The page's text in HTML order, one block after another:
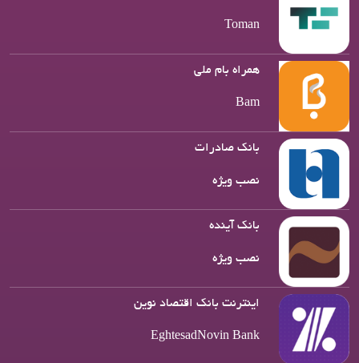
Toman
همراه بام ملی
Bam
بانک صادرات
نصب ویژه
بانک آینده
نصب ویژه
اینترنت بانک اقتصاد نوین
EghtesadNovin Bank